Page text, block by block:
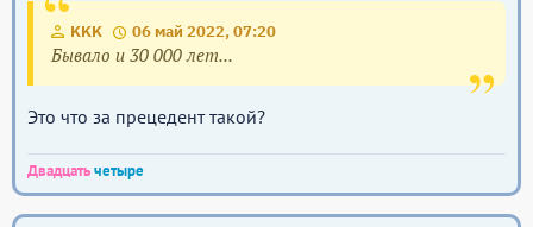
KKK 06 май 2022, 07:20
Бывало и 30 000 лет...
Это что за прецедент такой?
Двадцатьчетыре